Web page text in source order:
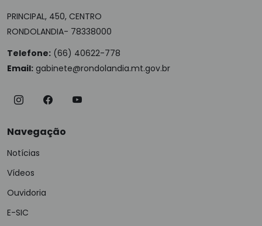
PRINCIPAL, 450, CENTRO
RONDOLANDIA- 78338000
Telefone: (66) 40622-778
Email: gabinete@rondolandia.mt.gov.br
Navegação
Notícias
Vídeos
Ouvidoria
E-SIC